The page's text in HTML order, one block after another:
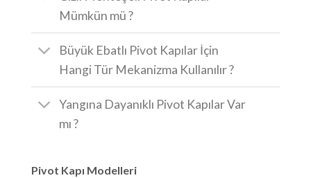
Mümkün mü ?
Büyük Ebatlı Pivot Kapılar İçin
Hangi Tür Mekanizma Kullanılır ?
Yangına Dayanıklı Pivot Kapılar Var
mı ?
Pivot Kapı Modelleri